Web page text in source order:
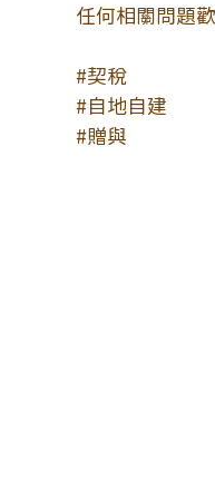
任何相關問題
#契稅
#自地自建
#贈與